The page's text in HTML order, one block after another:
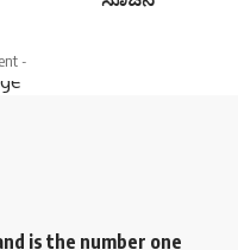
-
is the number one